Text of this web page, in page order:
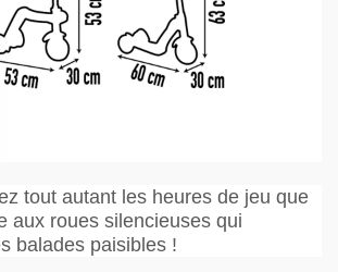
tout autant les heures de jeu que
aux roues silencieuses qui
balades paisibles !